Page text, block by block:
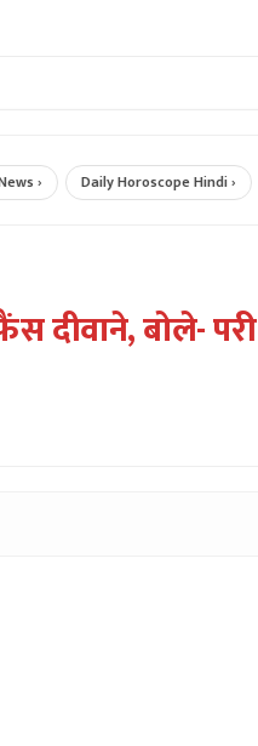
Daily Horoscope Hindi ›
दीवाने, बोले-